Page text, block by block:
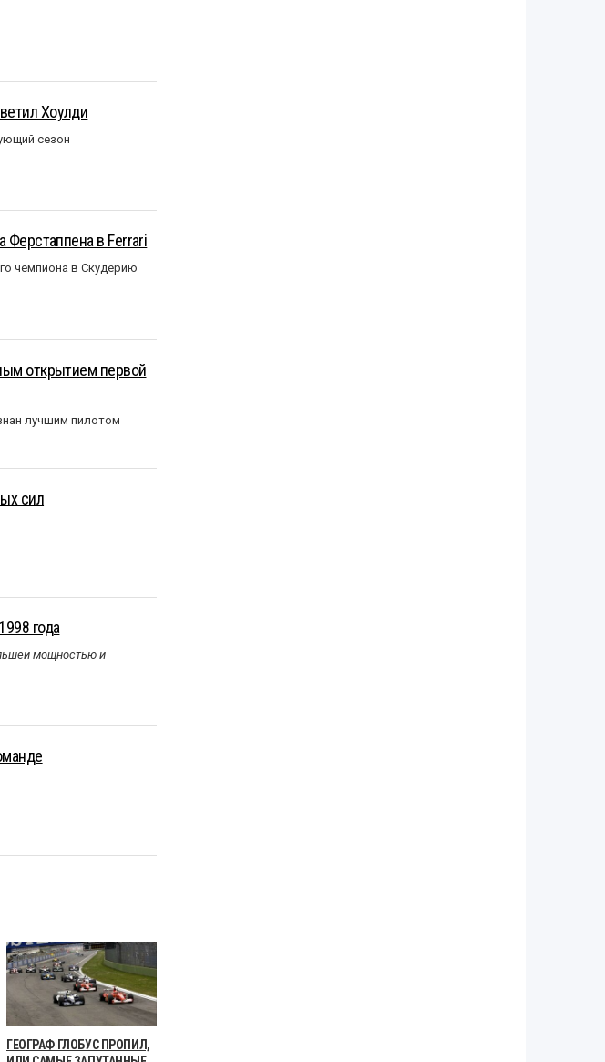
Хоулди
сезон
Ферстаппена в Ferrari
чемпиона в Скудерию
открытием первой
лучшим пилотом
сил
года
мощностью и
ГЕОГРАФ ГЛОБУС ПРОПИЛ,